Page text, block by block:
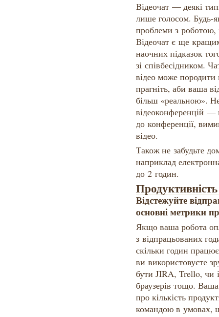
Відеочат — деякі
лише голосом. Будь-
проблеми з роботою,
Відеочат є ще
наочних підказок
зі співбесідником.
відео може породити
прагніть, аби ваша
більш «реальною».
відеоконференцій
до конференції,
відео.
Також не забудьте
наприклад
до 2 годин.
Продуктивність
Відстежуйте
основні метрики
Якщо ваша робота
з відпрацьованих
скільки годин
ви використовуєте
бути JIRA, Trello, чи
браузерів тощо.
про кількість
командою в умовах,